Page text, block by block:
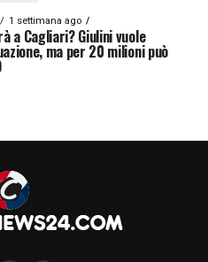
1 settimana ago
a Cagliari? Giulini vuole
ma per 20 milioni può